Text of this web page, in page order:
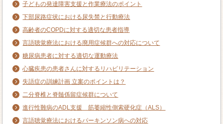
子どもの発達障害支援と作業療法のポイント
下部尿路症状における尿失禁と行動療法
高齢者のCOPDに対する適切な患者指導
言語聴覚療法における廃用症候群への対応について
糖尿病患者に対する適切な運動療法
心臓疾患の患者さんに対するリハビリテーション
失語症の訓練計画 立案のポイントは？
二分脊椎と脊髄係留症候群について
進行性難病のADL支援 筋萎縮性側索硬化症（ALS）
言語聴覚療法におけるパーキンソン病への対応